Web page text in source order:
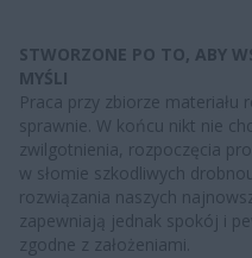
STWORZONE PO TO, ABY
MYŚLI
Praca przy zbiorze materiału
sprawnie. W końcu nikt nie
zwilgotnienia, rozpoczęcia
w słomie szkodliwych
rozwiązania naszych
zapewniają jednak spokój i
zgodne z założeniami.